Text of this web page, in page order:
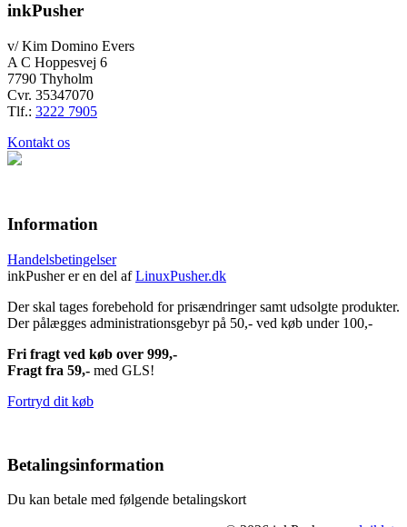
inkPusher
v/ Kim Domino Evers
A C Hoppesvej 6
7790 Thyholm
Cvr. 35347070
Tlf.: 3222 7905
Kontakt os
Information
Handelsbetingelser
inkPusher er en del afLinuxPusher.dk
Der skal tages forebehold for prisændringer samt udsolgte produkter.
Der pålægges administrationsgebyr på 50,- ved køb under 100,-
Fri fragt ved køb over 999,-
Fragt fra 59,- med GLS!
Fortryd dit køb
Betalingsinformation
Du kan betale med følgende betalingskort